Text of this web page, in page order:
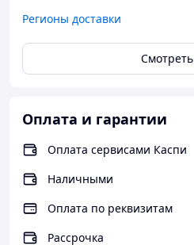
герметичный холодильный
соединения блоков
монтаж трубопроводов,
практически исключает
Дополнительные
Конденсатор:
Количество
об/мин.
Регионы доставки
Оплата и гарантии
Оплата сервисами Каспи
Наличными
Оплата по реквизитам
Рассрочка